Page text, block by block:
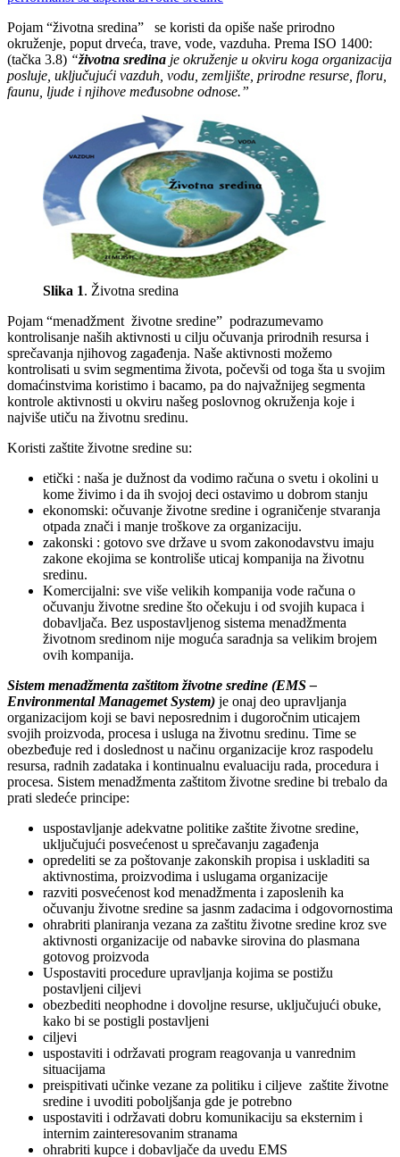
Pojam “životna sredina” se koristi da opiše naše prirodno
okruženje, poput drveća, trave, vode, vazduha. Prema ISO 1400:
(tačka 3.8) “životna sredina je okruženje u okviru koga organizacija
posluje, uključujući vazduh, vodu, zemljište, prirodne resurse, floru,
faunu, ljude i njihove međusobne odnose.”
Slika 1. Životna sredina
Pojam “menadžment životne sredine” podrazumevamo
kontrolisanje naših aktivnosti u cilju očuvanja prirodnih resursa i
sprečavanja njihovog zagađenja. Naše aktivnosti možemo
kontrolisati u svim segmentima života, počevši od toga šta u svojim
domaćinstvima koristimo i bacamo, pa do najvažnijeg segmenta
kontrole aktivnosti u okviru našeg poslovnog okruženja koje i
najviše utiču na životnu sredinu.
Koristi zaštite životne sredine su:
etički : naša je dužnost da vodimo računa o svetu i okolini u
kome živimo i da ih svojoj deci ostavimo u dobrom stanju
ekonomski: očuvanje životne sredine i ograničenje stvaranja
otpada znači i manje troškove za organizaciju.
zakonski : gotovo sve države u svom zakonodavstvu imaju
zakone ekojima se kontroliše uticaj kompanija na životnu
sredinu.
Komercijalni: sve više velikih kompanija vode računa o
očuvanju životne sredine što očekuju i od svojih kupaca i
dobavljača. Bez uspostavljenog sistema menadžmenta
životnom sredinom nije moguća saradnja sa velikim brojem
ovih kompanija.
Sistem menadžmenta zaštitom životne sredine (EMS –
Environmental Managemet System) je onaj deo upravljanja
organizacijom koji se bavi neposrednim i dugoročnim uticajem
svojih proizvoda, procesa i usluga na životnu sredinu. Time se
obezbeđuje red i doslednost u načinu organizacije kroz raspodelu
resursa, radnih zadataka i kontinualnu evaluaciju rada, procedura i
procesa. Sistem menadžmenta zaštitom životne sredine bi trebalo da
prati sledeće principe:
uspostavljanje adekvatne politike zaštite životne sredine,
uključujući posvećenost u sprečavanju zagađenja
opredeliti se za poštovanje zakonskih propisa i uskladiti sa
aktivnostima, proizvodima i uslugama organizacije
razviti posvećenost kod menadžmenta i zaposlenih ka
očuvanju životne sredine sa jasnm zadacima i odgovornostima
ohrabriti planiranja vezana za zaštitu životne sredine kroz sve
aktivnosti organizacije od nabavke sirovina do plasmana
gotovog proizvoda
Uspostaviti procedure upravljanja kojima se postižu
postavljeni ciljevi
obezbediti neophodne i dovoljne resurse, uključujući obuke,
kako bi se postigli postavljeni
ciljevi
uspostaviti i održavati program reagovanja u vanrednim
situacijama
preispitivati učinke vezane za politiku i ciljeve zaštite životne
sredine i uvoditi poboljšanja gde je potrebno
uspostaviti i održavati dobru komunikaciju sa eksternim i
internim zainteresovanim stranama
ohrabriti kupce i dobavljače da uvedu EMS